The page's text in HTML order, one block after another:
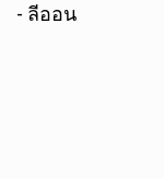
- ลีออน